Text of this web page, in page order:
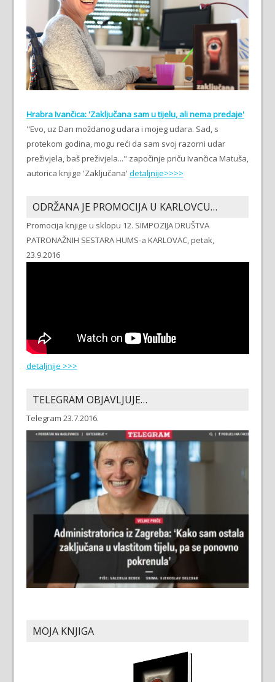
Hrabra Ivančica: 'Zaključana sam u tijelu, ali nema predaje'
"Evo, uz Dan moždanog udara i mojeg udara. Sad, s
protekom godina, mogu reći da sam svoj razorni udar
preživjela, baš preživjela..." započinje priču Ivančica Matuša,
autorica knjige 'Zaključana' detaljnije>>>>
ODRŽANA JE PROMOCIJA U KARLOVCU…
Promocija knjige u sklopu 12. SIMPOZIJA DRUŠTVA
PATRONAŽNIH SESTARA HUMS-a KARLOVAC, petak,
23.9.2016
detaljnije >>>
TELEGRAM OBJAVLJUJE…
Telegram 23.7.2016.
MOJA KNJIGA